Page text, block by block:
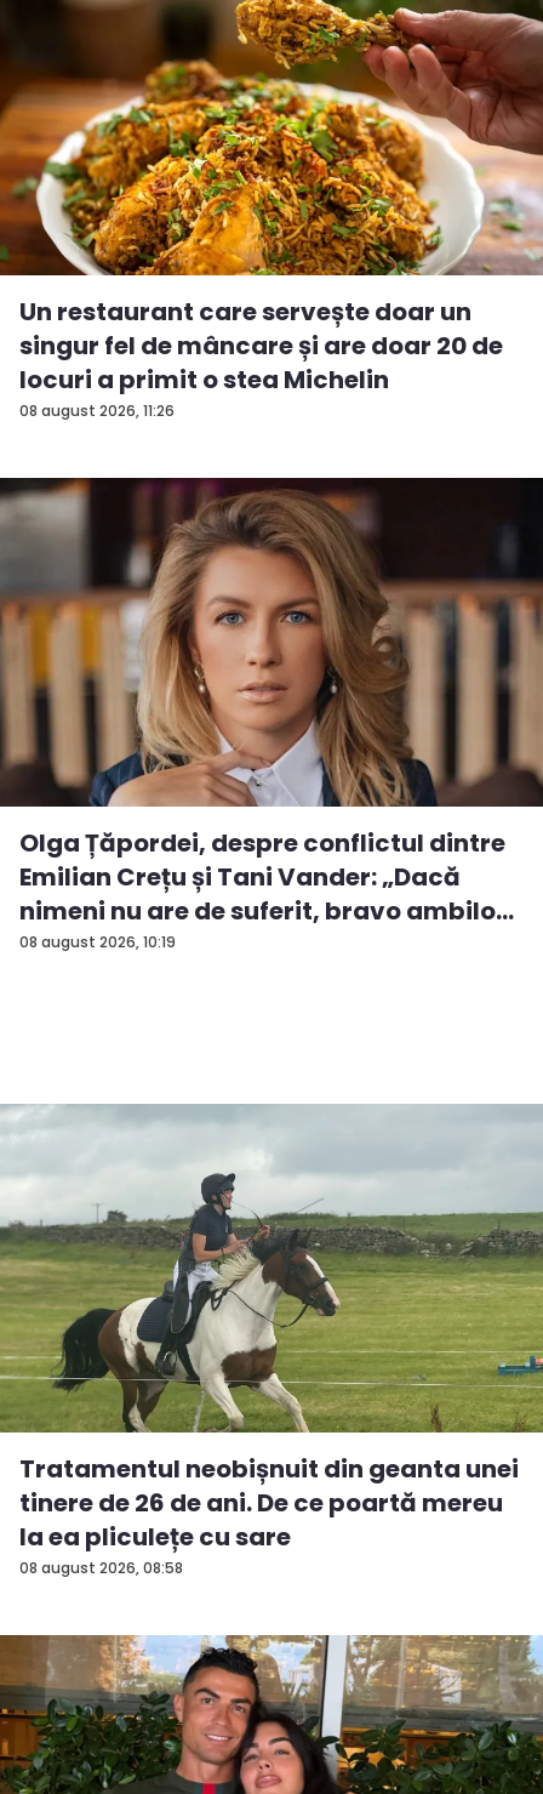
08 august 2026, 11:26
Un restaurant care servește doar un
singur fel de mâncare și are doar 20 de
locuri a primit o stea Michelin
08 august 2026, 10:19
Olga Țăpordei, despre conflictul dintre
Emilian Crețu și Tani Vander: „Dacă
nimeni nu are de suferit, bravo ambilo...
08 august 2026, 08:58
Tratamentul neobișnuit din geanta unei
tinere de 26 de ani. De ce poartă mereu
la ea pliculețe cu sare